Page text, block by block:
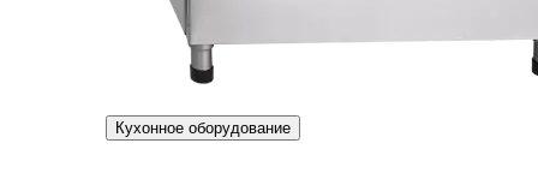
Кухонное оборудование